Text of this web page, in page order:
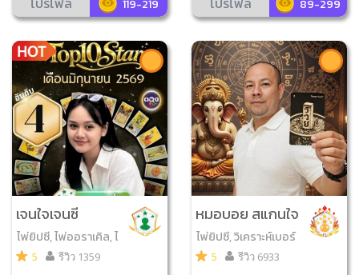
เพนดูลัม, โหรทายหนู
119-219 89-299
เจนใจเจนซี
ไพ่ยิปซี, ไพ่ออราเคิล, ไ
พ่ป๊อก
5 รีวิว 1359
หมอบอย สแกนใจ
ไพ่ยิปซี, วิเคราะห์เบอร์
มือถือ, ไพ่ออราเคิล, จั
5 รีวิว 6933